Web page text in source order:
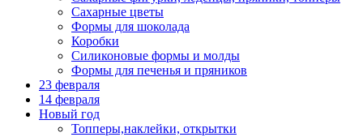
Сахарные цветы
Формы для шоколада
Коробки
Силиконовые формы и молды
Формы для печенья и пряников
23 февраля
14 февраля
Новый год
Топперы,наклейки, открытки